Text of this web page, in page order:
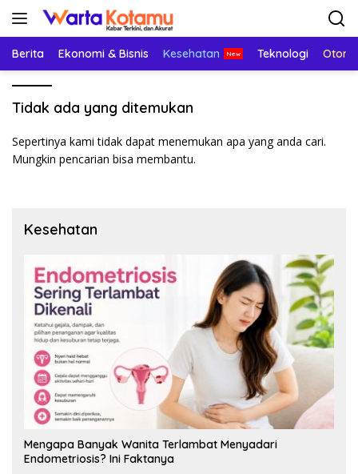
Langsung
Berita Ekonomi & Bisnis Kesehatan Teknologi
Tidak ada yang ditemukan
Sepertinya kami tidak dapat menemukan apa yang anda cari.
Mungkin pencarian bisa membantu.
Kesehatan
Mengapa Banyak Wanita Terlambat Menyadari
Endometriosis? Ini Faktanya